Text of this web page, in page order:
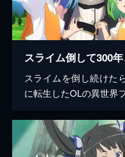
スライムを倒し続けた
に転生したOLの異世界